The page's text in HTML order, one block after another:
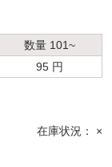
数量 101~
95 円
在庫状況： ×